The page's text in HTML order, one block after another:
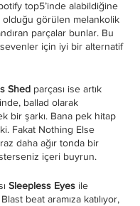
top5’inde alabildiğine
görülen melankolik
parçalar bunlar. Bu
için iyi bir alternatif
Shed parçası ise artık
ballad olarak
bir şarkı. Bana pek hitap
Fakat Nothing Else
daha ağır tonda bir
içeri buyrun.
Sleepless Eyes ile
beat aramıza katılıyor,